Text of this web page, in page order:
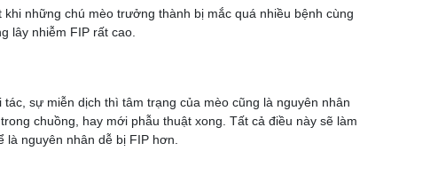
những chú mèo trưởng thành bị mắc quá nhiều bệnh cùng
lây nhiễm FIP rất cao.
sự miễn dịch thì tâm trạng của mèo cũng là nguyên nhân
chuồng, hay mới phẫu thuật xong. Tất cả điều này sẽ làm
nguyên nhân dễ bị FIP hơn.